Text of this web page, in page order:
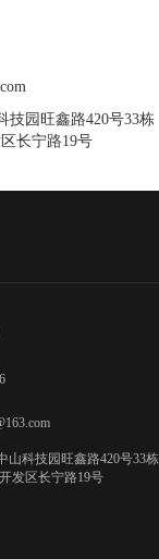
技园旺鑫路420号33栋
长宁路19号
山科技园旺鑫路420号33栋
发区长宁路19号